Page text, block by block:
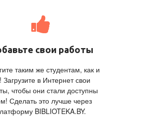
свои работы
таким же студентам, как и
Загрузите в Интернет свои
чтобы они стали доступны
Сделать это лучше через
BIBLIOTEKA.BY.